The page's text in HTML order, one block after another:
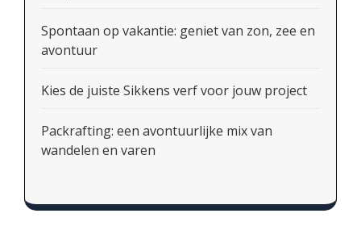
Spontaan op vakantie: geniet van zon, zee en
avontuur
Kies de juiste Sikkens verf voor jouw project
Packrafting: een avontuurlijke mix van
wandelen en varen